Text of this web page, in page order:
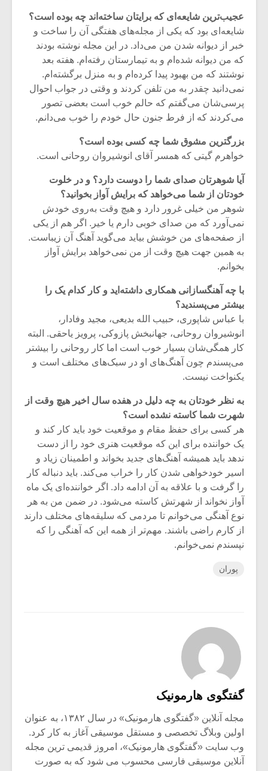
عجیب‌ترین شایعه‌ای که برایتان ساخته‌اند چه بوده است؟
شایعه‌ای بود که یکی از مجله‌های هفتگی آن را ساخت و
خبر از دیوانه شدن من می‌داد. در این مجله نوشته بودند
که من دیوانه شده‌ام و به تیمارستان رفته‌ام. هفته بعد
نوشتند که من بهبود پیدا کرده‌ام و به منزل برگشته‌ام.
نمی‌دانید چقدر به من تلفن کردند و وقتی در جواب احوال
پرسی‌شان می‌گفتم که حالم خوب است بعضی تصور
می‌کردند که از فرط جنون حال خودم را خوب می‌دانم.
بزرگترین مشوق شما چه کسی بوده است؟
خواهرم گیتی که همسر آقای انوشیروان روحانی است.
آیا شوهرتان صدای شما را دوست دارد؟ و در خلوت
خودتان از شما می‌خواهد که برایش آواز بخوانید؟
شوهر من خیلی غرور دارد و هیچ وقت به‌روی خودش
نمی‌آورد که من صدای خوبی دارم یا خیر. اگر هم از یکی
از صفحه‌های من خوشش بیاید می‌گوید آهنگ آن زیباست.
به همین جهت هیچ وقت از من نمی‌خواهد برایش آواز
بخوانم.
با چه آهنگسازانی همکاری داشته‌اید و کار کدام یک را
بیشتر می‌پسندید؟
با عباس شاپوری، حبیب الله بدیعی، مجید وفادار،
انوشیروان روحانی، جهانبخش پازوکی، پرویز یاحقی. البته
کار همگی‌شان بسیار خوب است اما کار روحانی را بیشتر
می‌پسندم چون آهنگ‌های او در سبک‌های مختلف است و
یکنواخت نیست.
به نظر خودتان به چه دلیل در هفده سال اخیر هیچ وقت از
شهرت شما کاسته نشده است؟
هر کسی برای حفظ مقام و موقعیت خود باید کار کند و
یک خواننده برای این که موقعیت هنری خود را از دست
ندهد باید همیشه آهنگ‌های جدید بخواند و اطمینان زیاد و
اسیر خودخواهی شدن کار را خراب می‌کند. باید دنباله کار
را گرفت و با علاقه به آن ادامه داد. اگر خواننده‌ای یک ماه
آواز نخواند از شهرتش کاسته می‌شود. در ضمن من به هر
نوع آهنگی می‌خوانم تا مردمی که سلیقه‌های مختلف دارند
از کارم راضی باشند. مهم‌تر از همه این که آهنگی را که
نپسندم نمی‌خوانم.
پوران
گفتگوی هارمونیک
مجله آنلاین «گفتگوی هارمونیک» در سال ۱۳۸۲، به عنوان
اولین وبلاگ تخصصی و مستقل موسیقی آغاز به کار کرد.
وب سایت «گفتگوی هارمونیک»، امروز قدیمی ترین مجله
آنلاین موسیقی فارسی محسوب می شود که به صورت
میکلوش روژا
یادداشتی بر موسیقی
متن فیلم «متری
شیش و نیم»
بدنام ترین باش
موسیقی